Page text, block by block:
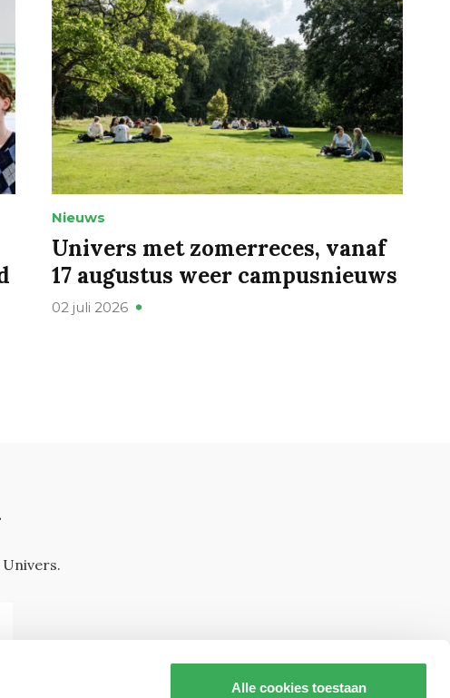
Alle cookies toestaan
Nieuws
Univers met zomerreces, vanaf
17 augustus weer campusnieuws
02 juli 2026